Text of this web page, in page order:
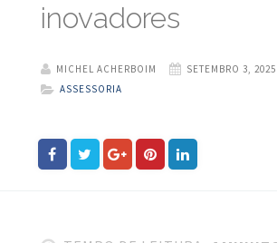
inovadores
MICHEL ACHERBOIM
SETEMBRO 3, 2025
ASSESSORIA